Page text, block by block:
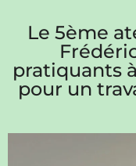
Le 5ème
pratiquants
pour un